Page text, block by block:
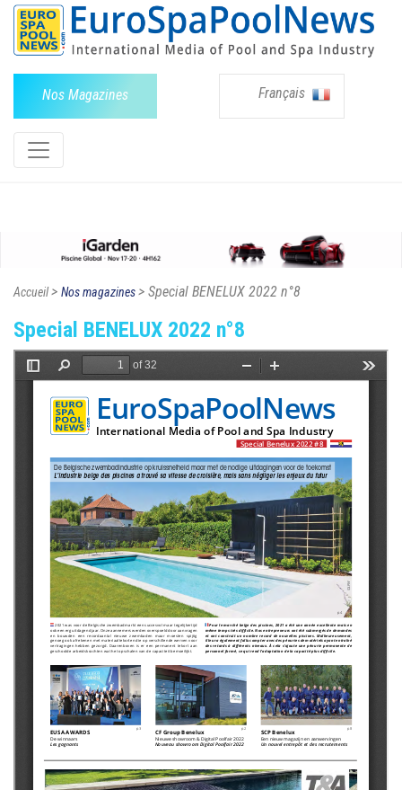
Nos Magazines Français
Accueil> Nos magazines> Special BENELUX 2022 n°8
Special BENELUX 2022 n°8